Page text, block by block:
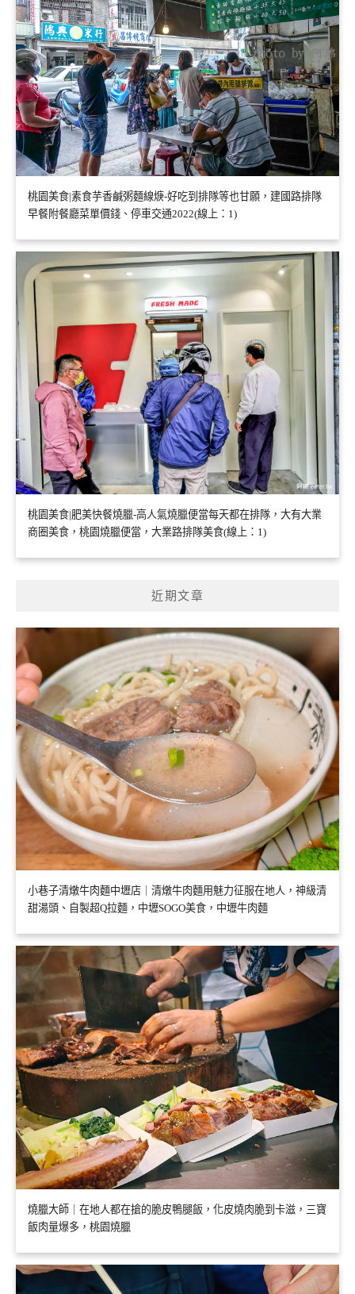
桃園美食|素食芋香鹹粥麵線焿-好吃到排隊等也甘願，建國路排隊
早餐附餐廳菜單價錢、停車交通2022(線上：1)
桃園美食|肥美快餐燒臘-高人氣燒臘便當每天都在排隊，大有大業
商圈美食，桃園燒臘便當，大業路排隊美食(線上：1)
近期文章
小巷子清燉牛肉麵中壢店｜清燉牛肉麵用魅力征服在地人，神級清
甜湯頭、自製超Q拉麵，中壢SOGO美食，中壢牛肉麵
燒臘大師｜在地人都在搶的脆皮鴨腿飯，化皮燒肉脆到卡滋，三寶
飯肉量爆多，桃園燒臘